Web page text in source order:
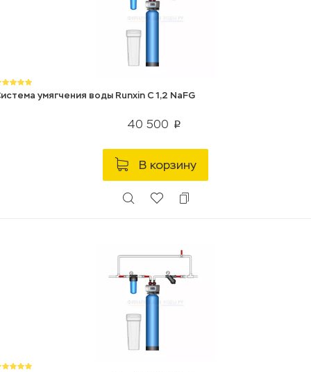
умягчения воды Runxin C 1,2 NaFG
40 500 p
В корзину